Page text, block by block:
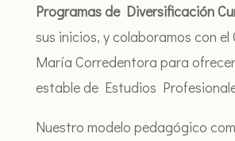
Programas de Diversificación
sus inicios, y colaboramos con el
María Corredentora para
estable de Estudios
Nuestro modelo pedagógico